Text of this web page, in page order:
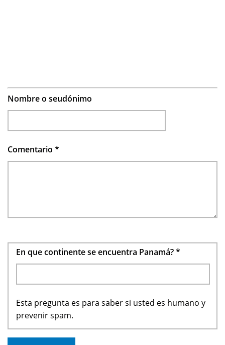
Nombre o seudónimo
Comentario *
En que continente se encuentra Panamá?*
Esta pregunta es para saber si usted es humano y
prevenir spam.